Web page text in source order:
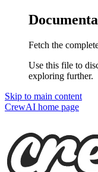
Fetch the
Use this file to
exploring further.
Skip to main content
CrewAI home page